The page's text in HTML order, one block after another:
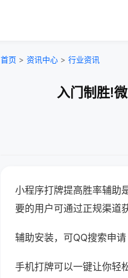
首页 > 资讯中心 > 行业资讯
入门制胜!
小程序打牌提高胜率辅助
要的用户可通过正规渠道
辅助安装，可QQ搜索申
手机打牌可以一键让你轻